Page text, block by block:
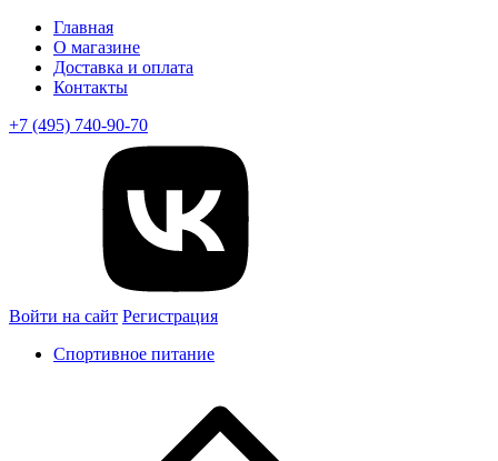
Главная
О магазине
Доставка и оплата
Контакты
+7 (495) 740-90-70
Войти на сайт Регистрация
Спортивное питание